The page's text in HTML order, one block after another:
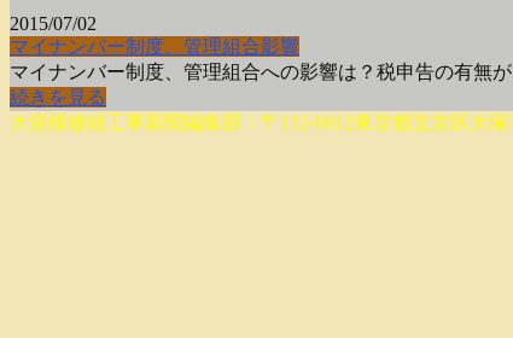
2015/07/02
マイナンバー制度 、管理組合影響
マイナンバー制度、管理組合への影響は？税申告の有無
続きを見る
大規模修繕工事新聞編集部：〒112-0012東京都文京区